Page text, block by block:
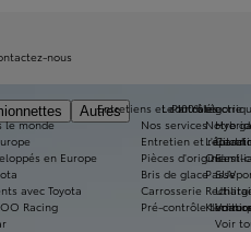
Autres
Par catégorie
SUV
Voir
Entretiens et contrôles
Nos services
Entretien et
Pièces d'origine
Bris de glace
Carrosserie
Pré-contrôle
Le 100%
Notre
Qu'est-
le monde
en Europe
avec Toyota
Racing
nous